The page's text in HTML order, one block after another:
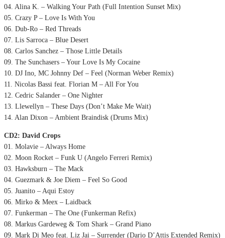
04. Alina K. – Walking Your Path (Full Intention Sunset Mix)
05. Crazy P – Love Is With You
06. Dub-Ro – Red Threads
07. Lis Sarroca – Blue Desert
08. Carlos Sanchez – Those Little Details
09. The Sunchasers – Your Love Is My Cocaine
10. DJ Ino, MC Johnny Def – Feel (Norman Weber Remix)
11. Nicolas Bassi feat. Florian M – All For You
12. Cedric Salander – One Nighter
13. Llewellyn – These Days (Don’t Make Me Wait)
14. Alan Dixon – Ambient Braindisk (Drums Mix)
CD2: David Crops
01. Molavie – Always Home
02. Moon Rocket – Funk U (Angelo Ferreri Remix)
03. Hawksburn – The Mack
04. Guezmark & Joe Diem – Feel So Good
05. Juanito – Aqui Estoy
06. Mirko & Meex – Laidback
07. Funkerman – The One (Funkerman Refix)
08. Markus Gardeweg & Tom Shark – Grand Piano
09. Mark Di Meo feat. Liz Jai – Surrender (Dario D’Attis Extended Remix)